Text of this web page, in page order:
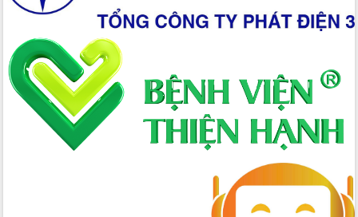
Đắk Lắk sẵn sàng các điều kiện cho
Ngày hội bầu cử đại biểu Quốc hội
khóa XVI và HĐND các cấp nhiệm kỳ
2026-2031
Đảm bảo cuộc bầu cử đại biểu Quốc
hội và đại biểu HĐND các cấp diễn ra
an toàn, hiệu quả, đúng quy định
Thủ tướng Chính phủ Phạm Minh Chính
kiểm tra, chỉ đạo hoàn thành các dự